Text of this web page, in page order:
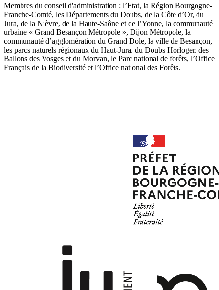
Membres du conseil d'administration : l’Etat, la Région Bourgogne-
Franche-Comté, les Départements du Doubs, de la Côte d’Or, du
Jura, de la Nièvre, de la Haute-Saône et de l’Yonne, la communauté
urbaine « Grand Besançon Métropole », Dijon Métropole, la
communauté d’agglomération du Grand Dole, la ville de Besançon,
les parcs naturels régionaux du Haut-Jura, du Doubs Horloger, des
Ballons des Vosges et du Morvan, le Parc national de forêts, l’Office
Français de la Biodiversité et l’Office national des Forêts.